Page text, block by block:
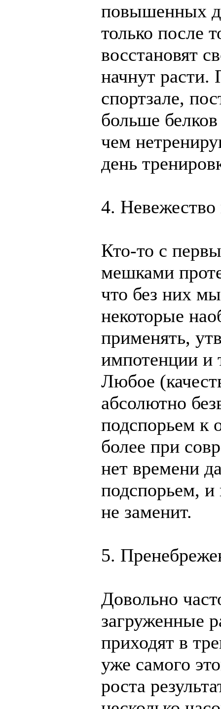
повышенных
только после
восстановят
начнут расти.
спортзале,
больше
чем
день
4. Невежество
Кто-то с
мешками
что без них
некоторые
применять,
импотенции и
Любое
абсолютно
подспорьем к
более при
нет времени
подспорьем, и
не заменит.
5.
Довольно
загруженные
приходят в
уже самого
роста